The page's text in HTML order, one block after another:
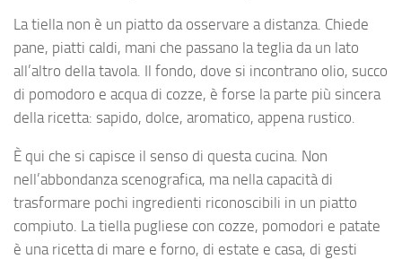
La tiella non è un piatto da osservare a distanza. Chiede
pane, piatti caldi, mani che passano la teglia da un lato
all’altro della tavola. Il fondo, dove si incontrano olio, succo
di pomodoro e acqua di cozze, è forse la parte più sincera
della ricetta: sapido, dolce, aromatico, appena rustico.
È qui che si capisce il senso di questa cucina. Non
nell’abbondanza scenografica, ma nella capacità di
trasformare pochi ingredienti riconoscibili in un piatto
compiuto. La tiella pugliese con cozze, pomodori e patate
è una ricetta di mare e forno, di estate e casa, di gesti